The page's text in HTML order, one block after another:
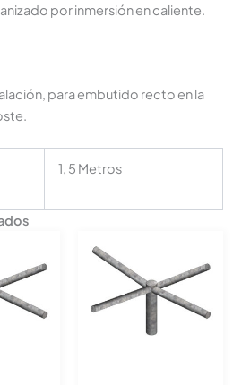
por inmersión en caliente.
para embutido recto en la
1, 5 Metros